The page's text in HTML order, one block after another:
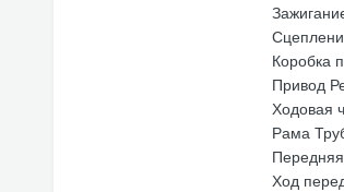
Коробка
Привод
Ходовая
Рама
Ход